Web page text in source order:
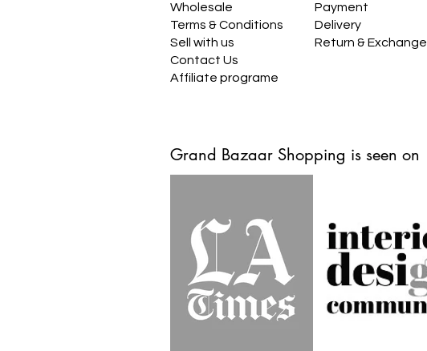
Wholesale
Terms & Conditions
Sell with us
Contact Us
Affiliate programe
Payment
Delivery
Return & Exchange
Grand Bazaar Shopping is seen on